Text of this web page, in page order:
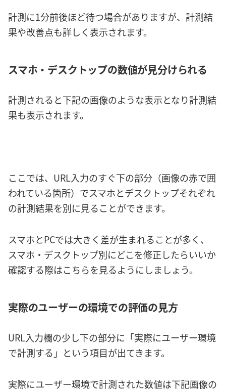
計測に1分前後ほど待つ場合がありますが、計測結
果や改善点も詳しく表示されます。
スマホ・デスクトップの数値が見分けられる
計測されると下記の画像のような表示となり計測結
果も表示されます。
ここでは、URL入力のすぐ下の部分（画像の赤で囲
われている箇所）でスマホとデスクトップそれぞれ
の計測結果を別に見ることができます。
スマホとPCでは大きく差が生まれることが多く、
スマホ・デスクトップ別にどこを修正したらいいか
確認する際はこちらを見るようにしましょう。
実際のユーザーの環境での評価の見方
URL入力欄の少し下の部分に「実際にユーザー環境
で計測する」という項目が出てきます。
実際にユーザー環境で計測された数値は下記画像の